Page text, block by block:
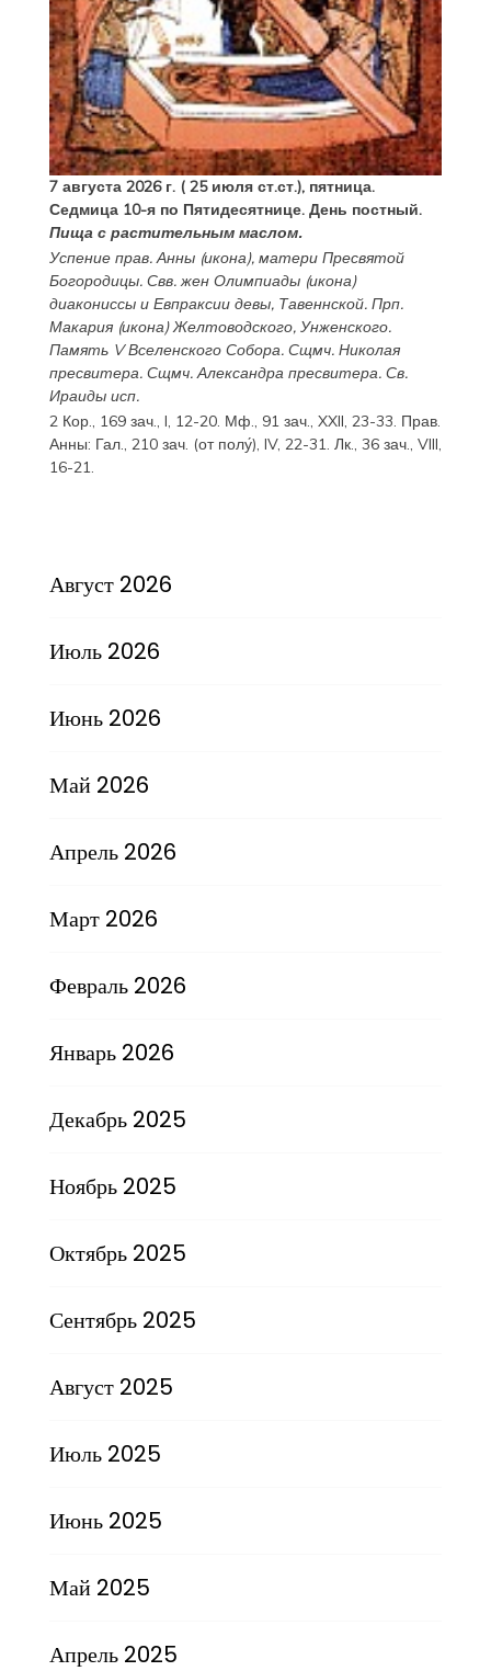
7 августа 2026 г. ( 25 июля ст.ст.), пятница.
Седмица 10-я по Пятидесятнице. День постный.
Пища с растительным маслом.
Успение прав.Анны(икона), матери Пресвятой
Богородицы. Свв. жен Олимпиады(икона)
диакониссы и Евпраксиидевы, Тавеннской. Прп.
Макария(икона) Желтоводского, Унженского.
Память V Вселенского Собора. Сщмч. Николая
пресвитера. Сщмч.Александрапресвитера. Св.
Ираидыисп.
2 Кор., 169 зач., I, 12-20. Мф., 91 зач., XXII, 23-33. Прав.
Анны: Гал., 210 зач. (от полу́), IV, 22-31. Лк., 36 зач., VIII,
16-21.
Август 2026
Июль 2026
Июнь 2026
Май 2026
Апрель 2026
Март 2026
Февраль 2026
Январь 2026
Декабрь 2025
Ноябрь 2025
Октябрь 2025
Сентябрь 2025
Август 2025
Июль 2025
Июнь 2025
Май 2025
Апрель 2025